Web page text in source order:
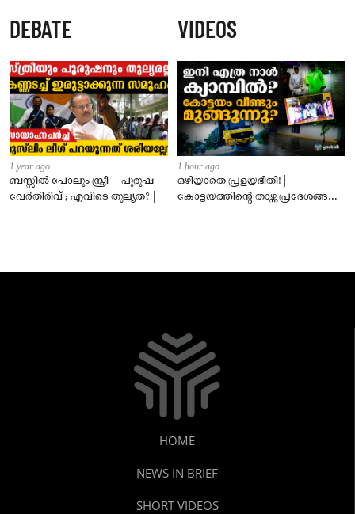
നൽകണമെന്ന് ആവശ്യം
DEBATE
1 year ago
ബസ്സിൽ പോലും സ്ത്രീ – പുരുഷ
വേർതിരിവ് ; എവിടെ തുല്യത? |
VIDEOS
1 hour ago
ഒഴിയാതെ പ്രളയഭീതി! |
കോട്ടയത്തിന്റെ താഴ്ന്ന പ്രദേശങ്ങൾ
HOME
NEWS IN BRIEF
SHORT VIDEOS